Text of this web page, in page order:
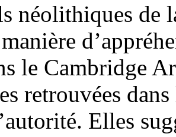
néolithiques de
le Cambridge
retrouvées
Elles